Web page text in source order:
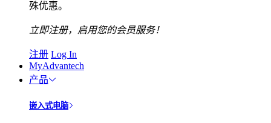
殊优惠。
立即注册，启用您的会员服务！
注册 Log In
MyAdvantech
产品
嵌入式电脑